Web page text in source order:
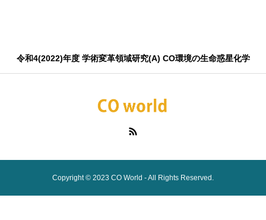
令和4(2022)年度 学術変革領域研究(A) CO環境の生命惑星化学
Copyright © 2023 CO World - All Rights Reserved.